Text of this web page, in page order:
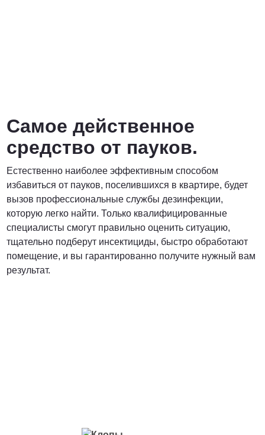
Самое действенное
средство от пауков.
Естественно наиболее эффективным способом
избавиться от пауков, поселившихся в квартире, будет
вызов профессиональные службы дезинфекции,
которую легко найти. Только квалифицированные
специалисты смогут правильно оценить ситуацию,
тщательно подберут инсектициды, быстро обработают
помещение, и вы гарантированно получите нужный вам
результат.